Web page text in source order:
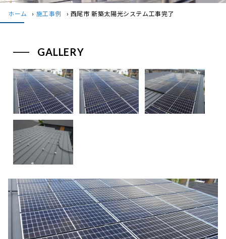
ホーム › 施工事例 › 西尾市 新築太陽光システム工事完了
GALLERY